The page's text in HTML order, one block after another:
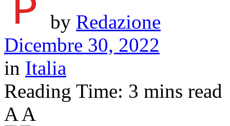
by Redazione
Dicembre 30, 2022
in Italia
Reading Time: 3 mins read
A A